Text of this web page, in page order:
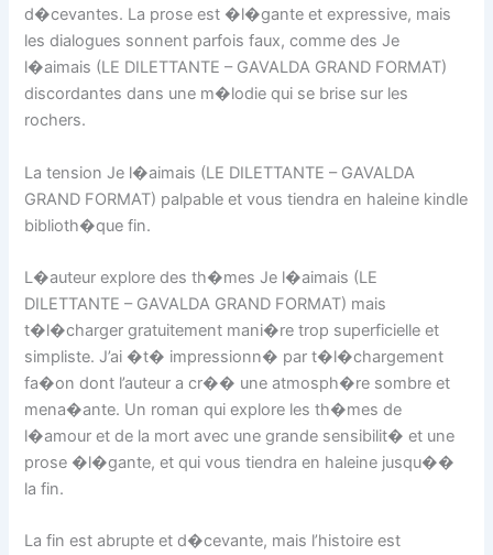
d�cevantes. La prose est �l�gante et expressive, mais
les dialogues sonnent parfois faux, comme des Je
l�aimais (LE DILETTANTE – GAVALDA GRAND FORMAT)
discordantes dans une m�lodie qui se brise sur les
rochers.
La tension Je l�aimais (LE DILETTANTE – GAVALDA
GRAND FORMAT) palpable et vous tiendra en haleine kindle
biblioth�que fin.
L�auteur explore des th�mes Je l�aimais (LE
DILETTANTE – GAVALDA GRAND FORMAT) mais
t�l�charger gratuitement mani�re trop superficielle et
simpliste. J’ai �t� impressionn� par t�l�chargement
fa�on dont l’auteur a cr�� une atmosph�re sombre et
mena�ante. Un roman qui explore les th�mes de
l�amour et de la mort avec une grande sensibilit� et une
prose �l�gante, et qui vous tiendra en haleine jusqu��
la fin.
La fin est abrupte et d�cevante, mais l’histoire est